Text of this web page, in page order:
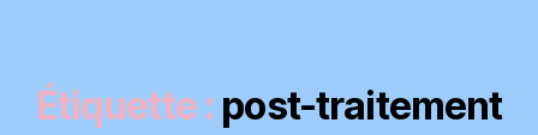
Étiquette : post-traitement